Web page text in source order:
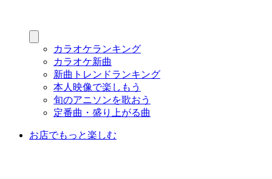
カラオケランキング
カラオケ新曲
新曲トレンドランキング
本人映像で楽しもう
旬のアニソンを歌おう
定番曲・盛り上がる曲
お店でもっと楽しむ